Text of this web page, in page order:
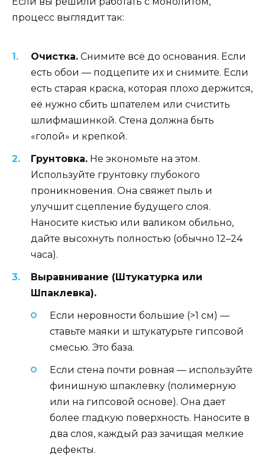
процесс выглядит так:
Очистка. Снимите всё до основания. Если
есть обои — подцепите их и снимите. Если
есть старая краска, которая плохо держится,
её нужно сбить шпателем или счистить
шлифмашинкой. Стена должна быть
«голой» и крепкой.
Грунтовка. Не экономьте на этом.
Используйте грунтовку глубокого
проникновения. Она свяжет пыль и
улучшит сцепление будущего слоя.
Наносите кистью или валиком обильно,
дайте высохнуть полностью (обычно 12–24
часа).
Выравнивание (Штукатурка или
Шпаклевка).
Если неровности большие (>1 см) —
ставьте маяки и штукатурьте гипсовой
смесью. Это база.
Если стена почти ровная — используйте
финишную шпаклевку (полимерную
или на гипсовой основе). Она дает
более гладкую поверхность. Наносите в
два слоя, каждый раз зачищая мелкие
дефекты.